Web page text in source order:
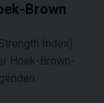
Brown
Index)
Hoek-Brown-